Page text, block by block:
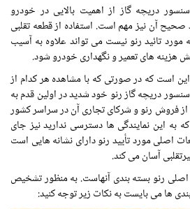
دریچه گاز از اهمیت بالایی در خودرو
صحیح آن نیز مهم است. استفاده از قطعه تقلبی
مورد تائید رنو نیست می تواند علاوه به آسیب
هزینه های تعمیر و نگهداری خودرو شود.
است که در صورتی که با مشاهده هر کدام از
دریچه گاز رنو خود شدید در اولین قدم به
فروش رنو و شرکای تجاری آن در سراسر کشور
به این نمایندگی ها دسترسی ندارید نیز جای
اصلی مورد تأیید رنو دارای نشانه هایی است
آسان می کند.
اصلی رنو بسته بندی آنهاست. به منظور تشخیص
ها می بایست به نکات زیر توجه کنید: